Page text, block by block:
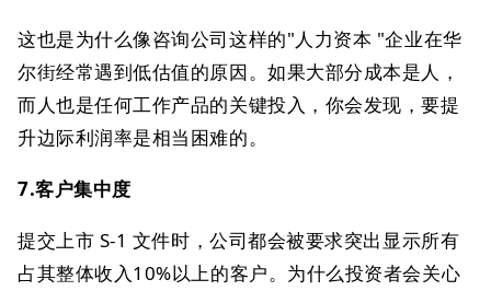
这也是为什么像咨询公司这样的"人力资本 "企业在华
尔街经常遇到低估值的原因。如果大部分成本是人，
而人也是任何工作产品的关键投入，你会发现，要提
升边际利润率是相当困难的。
7.客户集中度
提交上市 S-1 文件时，公司都会被要求突出显示所有
占其整体收入10%以上的客户。为什么投资者会关心